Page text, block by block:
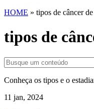
HOME » tipos de câncer
tipos de
Conheça os tipos e o
11 jan, 2024